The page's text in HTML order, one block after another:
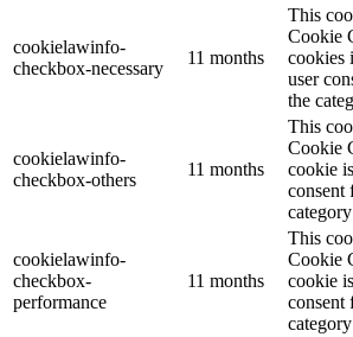
cookielawinfo-
checkbox-necessary
11 months
This
Cookie
cookies
user
the
cookielawinfo-
checkbox-others
11 months
This
Cookie
cookie
consent
cookielawinfo-
checkbox-
performance
11 months
This
Cookie
cookie
consent